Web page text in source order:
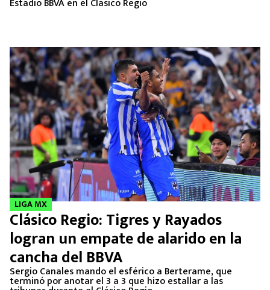
Estadio BBVA en el Clásico Regio
LIGA MX
Clásico Regio: Tigres y Rayados
logran un empate de alarido en la
cancha del BBVA
Sergio Canales mando el esférico a Berterame, que
terminó por anotar el 3 a 3 que hizo estallar a las